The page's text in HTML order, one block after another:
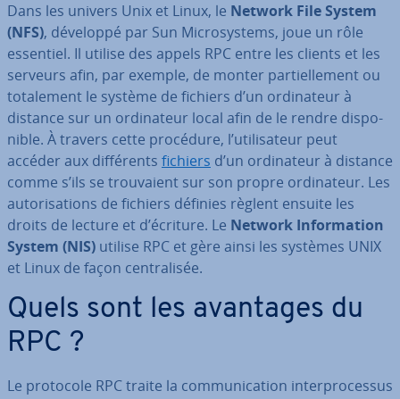
Dans les univers Unix et Linux, le Network File System
(NFS), développé par Sun Mi­cro­sys­tems, joue un rôle
essentiel. Il utilise des appels RPC entre les clients et les
serveurs afin, par exemple, de monter par­tiel­le­ment ou
to­ta­le­ment le système de fichiers d’un or­di­na­teur à
distance sur un or­di­na­teur local afin de le rendre dis­po­
nible. À travers cette procédure, l’uti­li­sa­teur peut
accéder aux dif­fé­rents fichiers d’un or­di­na­teur à distance
comme s’ils se trou­vaient sur son propre or­di­na­teur. Les
au­to­ri­sa­tions de fichiers définies règlent ensuite les
droits de lecture et d’écriture. Le Network In­for­ma­tion
System (NIS) utilise RPC et gère ainsi les systèmes UNIX
et Linux de façon cen­tra­li­sée.
Quels sont les avantages du
RPC ?
Le protocole RPC traite la com­mu­ni­ca­tion in­ter­pro­ces­sus